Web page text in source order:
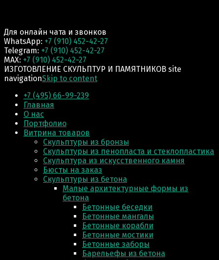
Для онлайн чата и звонков
WhatsApp: +7 (910) 452-42-27
Telegram: +7 (910) 452-42-27
MAX: +7 (910) 452-42-27
ИЗГОТОВЛЕНИЕ СКУЛЬПТУР И ПАМЯТНИКОВ site
navigationSkip to content
+7 (495) 66-99-239
Главная
О нас
Портфолио
Витрина товаров
Скульптуры из бронзы
Скульптуры из пенопласта и стеклопластика
Скульптура из искусственного камня
Бюсты на заказ
Скульптуры из бетона
Малые архитектурные формы из
бетона
Бетонные беседки
Бетонные мангалы
Бетонные корабли
Бетонные мостики
Бетонные заборы
Барельефы из бетона